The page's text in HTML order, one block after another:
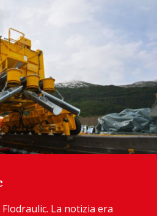
La notizia era